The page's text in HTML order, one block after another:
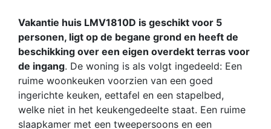
Vakantie huis LMV1810D is geschikt voor 5
personen, ligt op de begane grond en heeft de
beschikking over een eigen overdekt terras voor
de ingang. De woning is als volgt ingedeeld: Een
ruime woonkeuken voorzien van een goed
ingerichte keuken, eettafel en een stapelbed,
welke niet in het keukengedeelte staat. Een ruime
slaapkamer met een tweepersoons en een